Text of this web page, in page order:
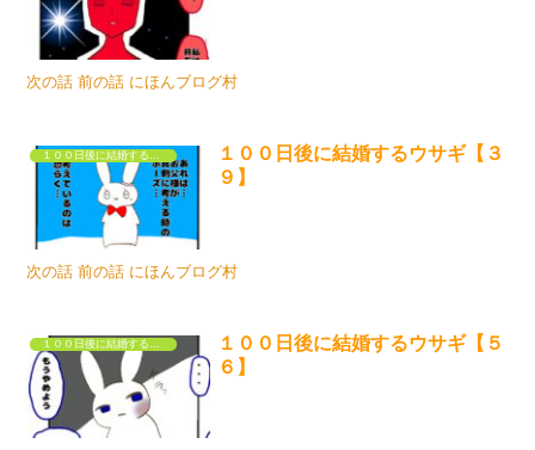
次の話 前の話 にほんブログ村
１００日後に結婚するウサギ
１００日後に結婚するウサギ【３
９】
次の話 前の話 にほんブログ村
１００日後に結婚するウサギ
１００日後に結婚するウサギ【５
６】